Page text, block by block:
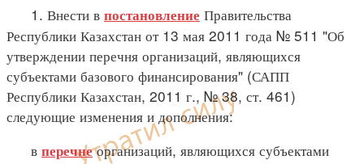
1. Внести в постановление Правительства
Республики Казахстан от 13 мая 2011 года № 511 "Об
утверждении перечня организаций, являющихся
субъектами базового финансирования" (САПП
Республики Казахстан, 2011 г., № 38, ст. 461)
следующие изменения и дополнения:
в перечнеорганизаций, являющихся субъектами